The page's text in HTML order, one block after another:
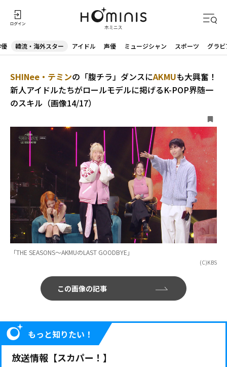
韓流・海外スター アイドル 声優 ミュージシャン スポーツ グラビ
SHINee・テミンの「腹チラ」ダンスにAKMUも大興奮！
新人アイドルたちがロールモデルに掲げるK-POP界随一
のスキル（画像14/17）
「THE SEASONS～AKMUのLAST GOODBYE」
(C)KBS
この画像の記事
もっと知りたい！
放送情報【スカパー！】